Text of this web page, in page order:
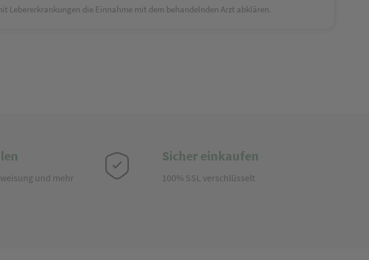
Lebererkrankungen die Einnahme mit dem behandelnden Arzt abklären.
und mehr
Sicher einkaufen
100% SSL verschlüsselt